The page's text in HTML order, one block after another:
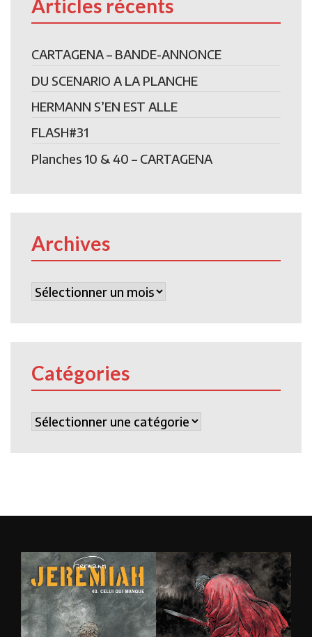
Articles récents
CARTAGENA – BANDE-ANNONCE
DU SCENARIO A LA PLANCHE
HERMANN S’EN EST ALLE
FLASH#31
Planches 10 & 40 – CARTAGENA
Archives
Archives
Catégories
Catégories